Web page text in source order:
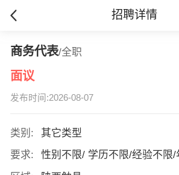
招聘详情
商务代表/全职
面议
发布时间:2026-08-07
类别:
其它类型
要求:
性别不限/ 学历不限/经验不限/